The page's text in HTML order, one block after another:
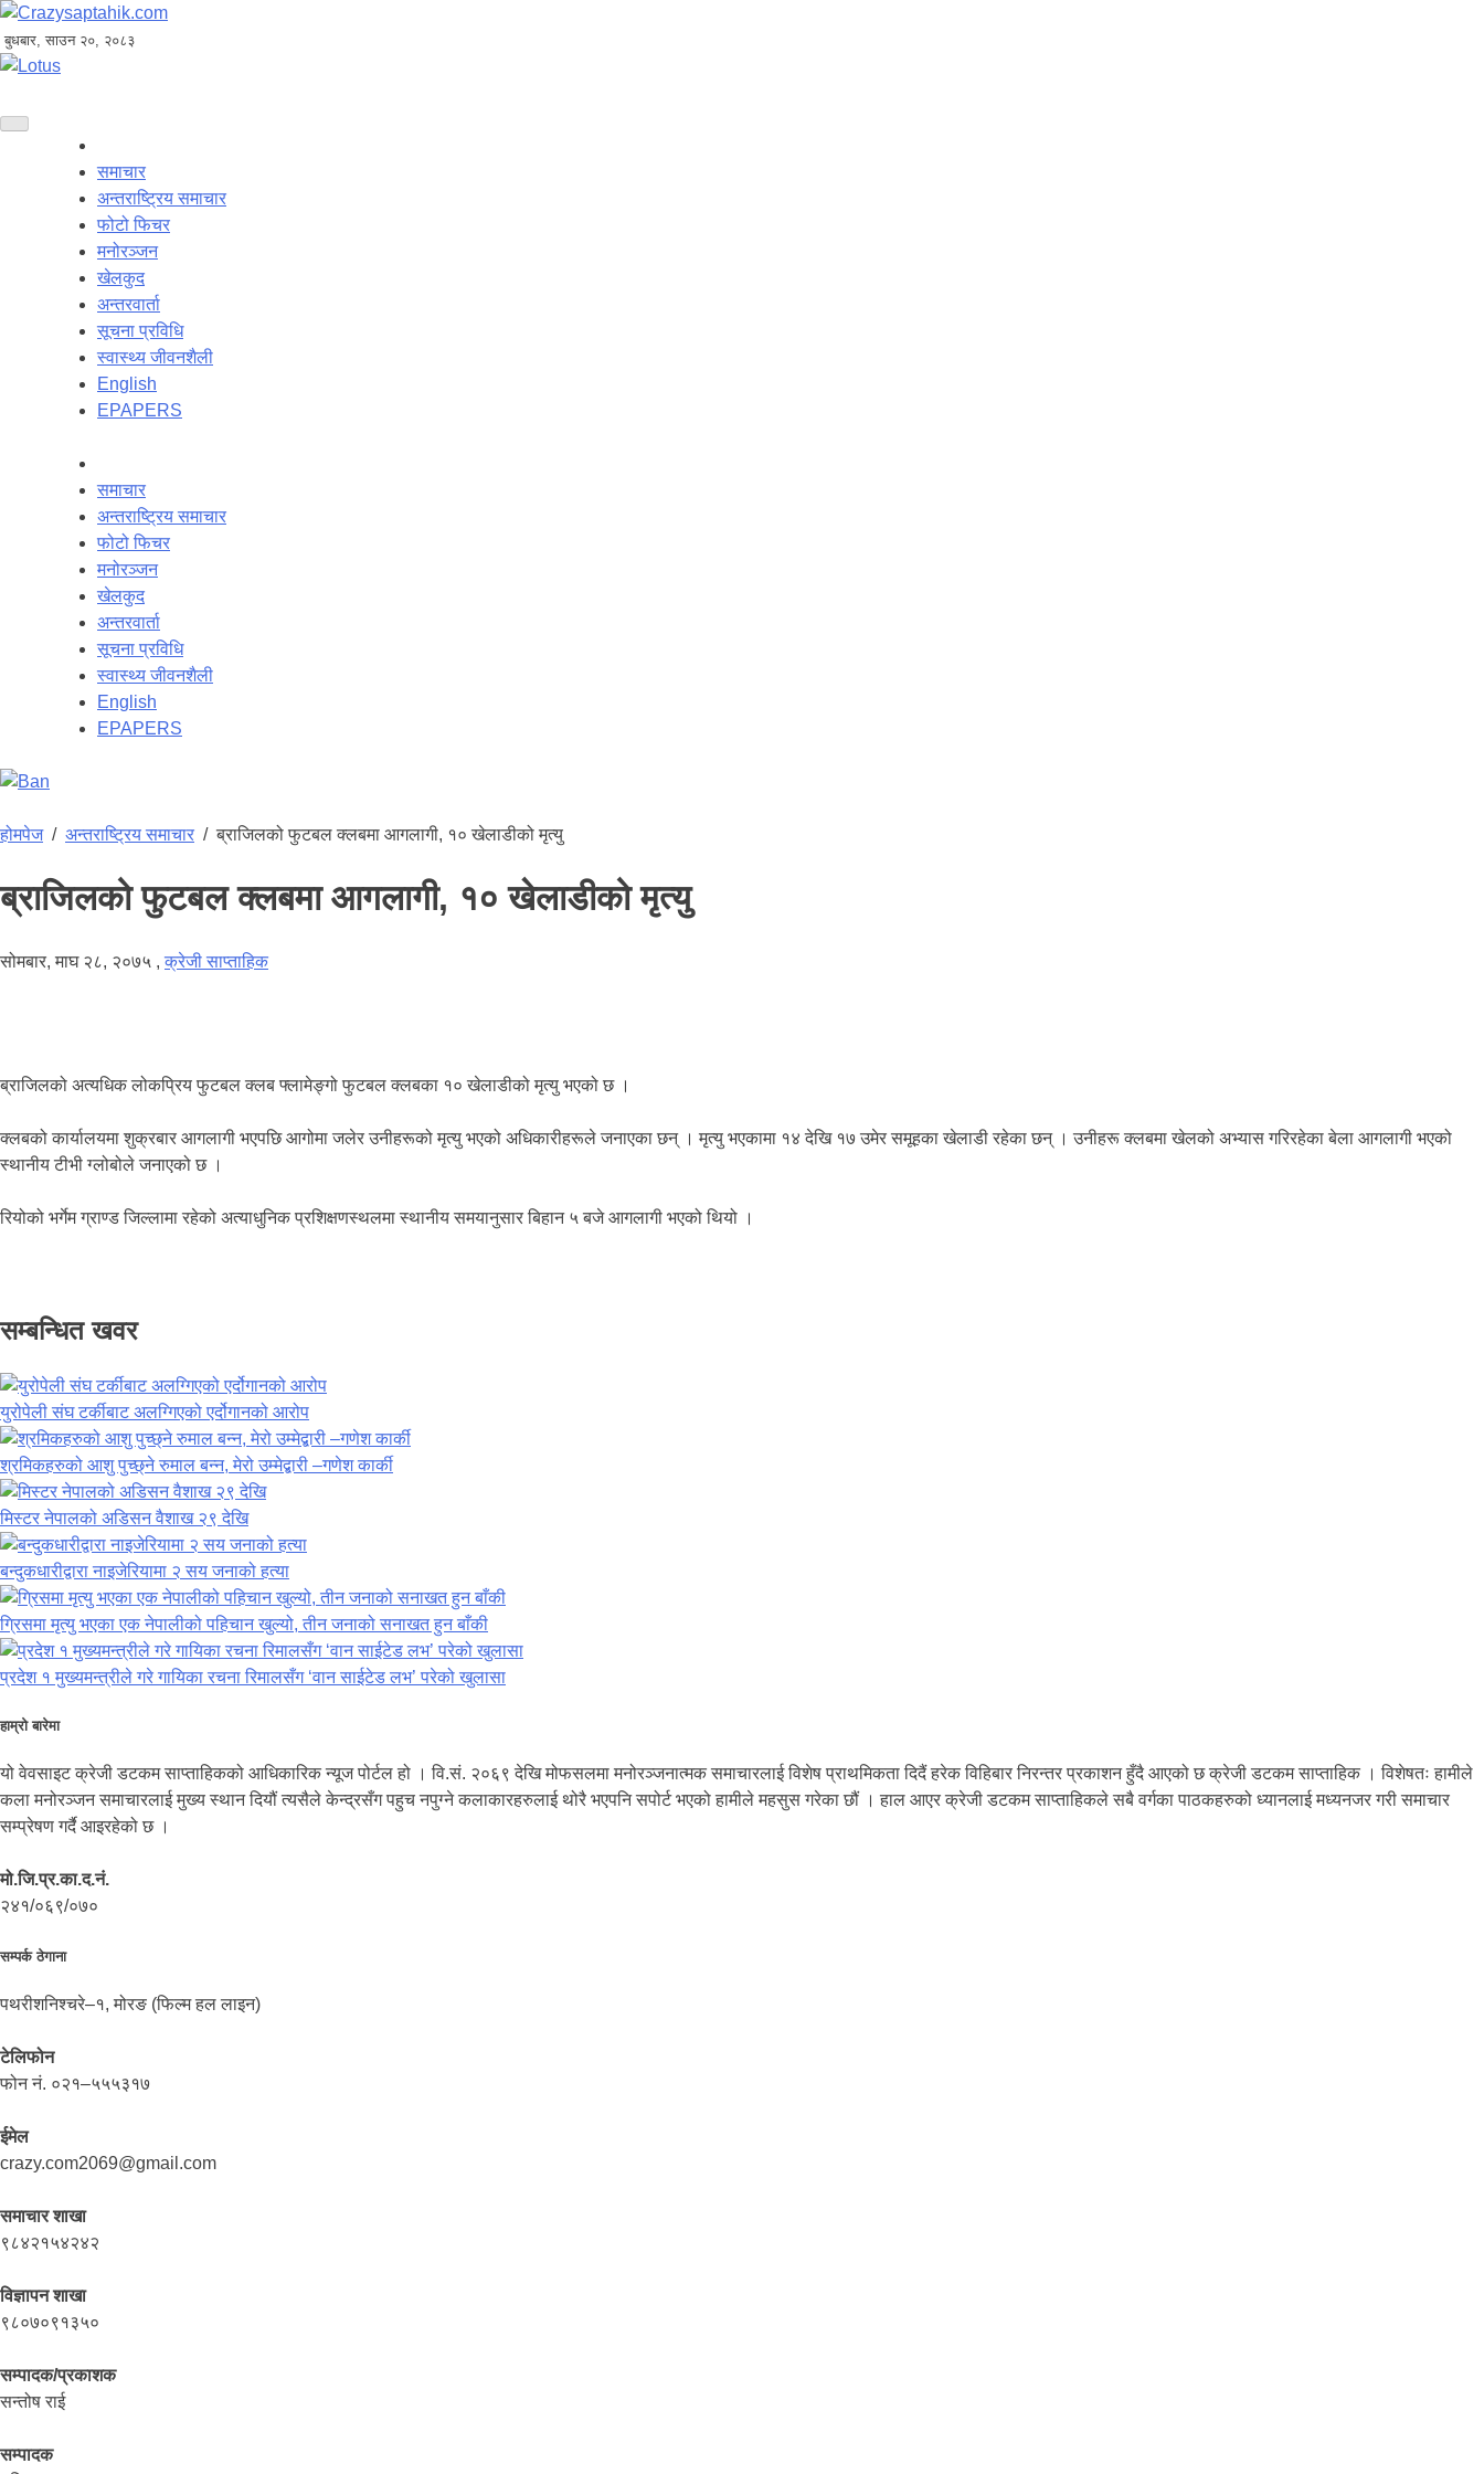
बुधबार, साउन २०, २०८३
समाचार
अन्तराष्ट्रिय समाचार
फोटो फिचर
मनोरञ्जन
खेलकुद
अन्तरवार्ता
सूचना प्रविधि
स्वास्थ्य जीवनशैली
English
EPAPERS
समाचार
अन्तराष्ट्रिय समाचार
फोटो फिचर
मनोरञ्जन
खेलकुद
अन्तरवार्ता
सूचना प्रविधि
स्वास्थ्य जीवनशैली
English
EPAPERS
होमपेज/ अन्तराष्ट्रिय समाचार /ब्राजिलको फुटबल क्लबमा आगलागी, १० खेलाडीको मृत्यु
ब्राजिलको फुटबल क्लबमा आगलागी, १० खेलाडीको मृत्यु
सोमबार, माघ २८, २०७५ ,क्रेजी साप्ताहिक
ब्राजिलको अत्यधिक लोकप्रिय फुटबल क्लब फ्लामेङ्गो फुटबल क्लबका १० खेलाडीको मृत्यु भएको छ ।
क्लबको कार्यालयमा शुक्रबार आगलागी भएपछि आगोमा जलेर उनीहरूको मृत्यु भएको अधिकारीहरूले जनाएका छन् । मृत्यु भएकामा १४ देखि १७ उमेर समूहका खेलाडी रहेका छन् । उनीहरू क्लबमा खेलको अभ्यास गरिरहेका बेला आगलागी भएको
स्थानीय टीभी ग्लोबोले जनाएको छ ।
रियोको भर्गेम ग्राण्ड जिल्लामा रहेको अत्याधुनिक प्रशिक्षणस्थलमा स्थानीय समयानुसार बिहान ५ बजे आगलागी भएको थियो ।
सम्बन्धित खवर
युरोपेली संघ टर्कीबाट अलग्गिएको एर्दोगानको आरोप
श्रमिकहरुको आशु पुच्छ्ने रुमाल बन्न, मेरो उम्मेद्बारी –गणेश कार्की
मिस्टर नेपालको अडिसन वैशाख २९ देखि
बन्दुकधारीद्वारा नाइजेरियामा २ सय जनाको हत्या
ग्रिसमा मृत्यु भएका एक नेपालीको पहिचान खुल्यो, तीन जनाको सनाखत हुन बाँकी
प्रदेश १ मुख्यमन्त्रीले गरे गायिका रचना रिमालसँग ‘वान साईटेड लभ’ परेको खुलासा
हाम्रो बारेमा
यो वेवसाइट क्रेजी डटकम साप्ताहिकको आधिकारिक न्यूज पोर्टल हो । वि.सं. २०६९ देखि मोफसलमा मनोरञ्जनात्मक समाचारलाई विशेष प्राथमिकता दिदैं हरेक विहिबार निरन्तर प्रकाशन हुँदै आएको छ क्रेजी डटकम साप्ताहिक । विशेषतः हामीले
कला मनोरञ्जन समाचारलाई मुख्य स्थान दियौं त्यसैले केन्द्रसँग पहुच नपुग्ने कलाकारहरुलाई थोरै भएपनि सपोर्ट भएको हामीले महसुस गरेका छौं । हाल आएर क्रेजी डटकम साप्ताहिकले सबै वर्गका पाठकहरुको ध्यानलाई मध्यनजर गरी समाचार
सम्प्रेषण गर्दै आइरहेको छ ।
मो.जि.प्र.का.द.नं.
२४१/०६९/०७०
सम्पर्क ठेगाना
पथरीशनिश्चरे–१, मोरङ (फिल्म हल लाइन)
टेलिफोन
फोन नं. ०२१–५५५३१७
ईमेल
crazy.com2069@gmail.com
समाचार शाखा
९८४२१५४२४२
विज्ञापन शाखा
९८०७०९१३५०
सम्पादक/प्रकाशक
सन्तोष राई
सम्पादक